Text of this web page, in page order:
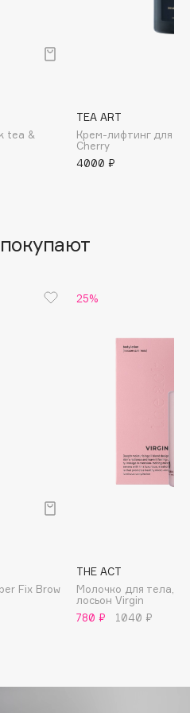
tea &
TEA ART
Крем-лифтинг для
Cherry
4000 ₽
Fix Brow
25%
THE ACT
Молочко для тела,
лосьон Virgin
780 ₽
1040 ₽